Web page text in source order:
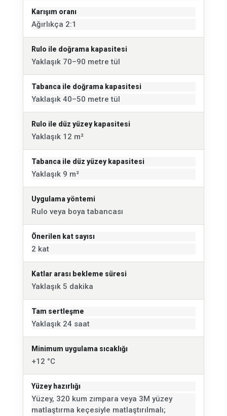
Karışım oranı
Ağırlıkça 2:1
Rulo ile doğrama kapasitesi
Yaklaşık 70–90 metre tül
Tabanca ile doğrama kapasitesi
Yaklaşık 40–50 metre tül
Rulo ile düz yüzey kapasitesi
Yaklaşık 12 m²
Tabanca ile düz yüzey kapasitesi
Yaklaşık 9 m²
Uygulama yöntemi
Rulo veya boya tabancası
Önerilen kat sayısı
2 kat
Katlar arası bekleme süresi
Yaklaşık 5 dakika
Tam sertleşme
Yaklaşık 24 saat
Minimum uygulama sıcaklığı
+12 °C
Yüzey hazırlığı
Yüzey, 320 kum zımpara veya 3M yüzey
matlaştırma keçesiyle matlaştırılmalı;